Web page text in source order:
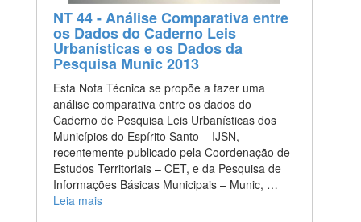
NT 44 - Análise Comparativa entre
os Dados do Caderno Leis
Urbanísticas e os Dados da
Pesquisa Munic 2013
Esta Nota Técnica se propõe a fazer uma
análise comparativa entre os dados do
Caderno de Pesquisa Leis Urbanísticas dos
Municípios do Espírito Santo – IJSN,
recentemente publicado pela Coordenação de
Estudos Territoriais – CET, e da Pesquisa de
Informações Básicas Municipais – Munic, …
Leia mais